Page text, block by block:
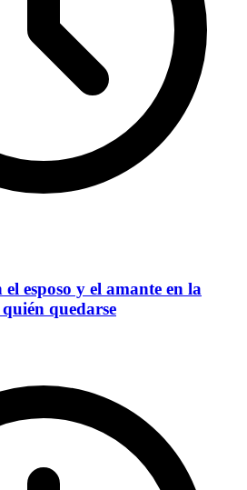
esposo y el amante en la
quedarse